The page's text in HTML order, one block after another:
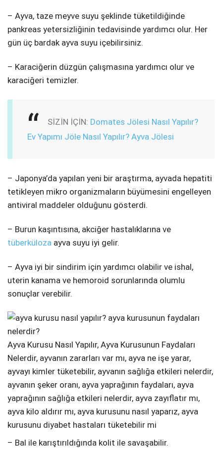
– Ayva, taze meyve suyu şeklinde tüketildiğinde
pankreas yetersizliğinin tedavisinde yardımcı olur. Her
gün üç bardak ayva suyu içebilirsiniz.
– Karaciğerin düzgün çalışmasına yardımcı olur ve
karaciğeri temizler.
SİZİN İÇİN: Domates Jölesi Nasıl Yapılır?
Ev Yapımı Jöle Nasıl Yapılır? Ayva Jölesi
– Japonya’da yapılan yeni bir araştırma, ayvada hepatiti
tetikleyen mikro organizmaların büyümesini engelleyen
antiviral maddeler olduğunu gösterdi.
– Burun kaşıntısına, akciğer hastalıklarına ve
tüberküloza ayva suyu iyi gelir.
– Ayva iyi bir sindirim için yardımcı olabilir ve ishal,
uterin kanama ve hemoroid sorunlarında olumlu
sonuçlar verebilir.
Ayva Kurusu Nasıl Yapılır, Ayva Kurusunun Faydaları
Nelerdir, ayvanın zararları var mı, ayva ne işe yarar,
ayvayı kimler tüketebilir, ayvanın sağlığa etkileri nelerdir,
ayvanın şeker oranı, ayva yaprağının faydaları, ayva
yaprağının sağlığa etkileri nelerdir, ayva zayıflatır mı,
ayva kilo aldırır mı, ayva kurusunu nasıl yaparız, ayva
kurusunu diyabet hastaları tüketebilir mi
– Bal ile karıştırıldığında kolit ile savaşabilir.